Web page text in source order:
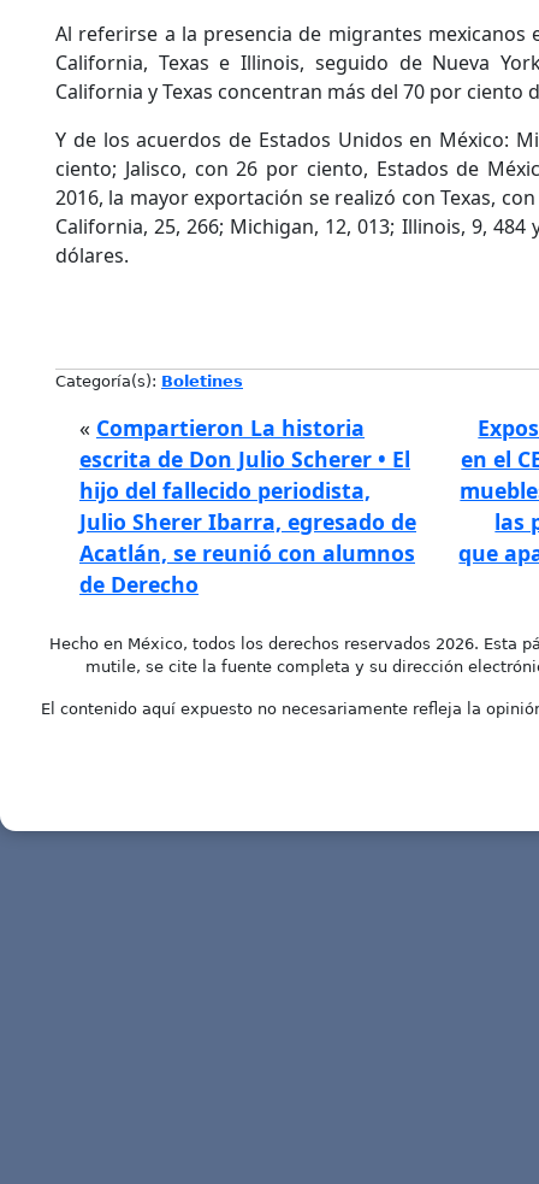
Al referirse a la presencia de migrantes mexicanos
California, Texas e Illinois, seguido de Nueva
California y Texas concentran más del 70 por ciento
Y de los acuerdos de Estados Unidos en México:
ciento; Jalisco, con 26 por ciento, Estados de
2016, la mayor exportación se realizó con Texas,
California, 25, 266; Michigan, 12, 013; Illinois, 9, 484
dólares.
Categoría(s): Boletines
« Compartieron La historia
escrita de Don Julio Scherer • El
hijo del fallecido periodista,
Julio Sherer Ibarra, egresado de
Acatlán, se reunió con alumnos
de Derecho
en el
las
que
Hecho en México, todos los derechos reservados 2026. Esta
mutile, se cite la fuente completa y su dirección
El contenido aquí expuesto no necesariamente refleja la